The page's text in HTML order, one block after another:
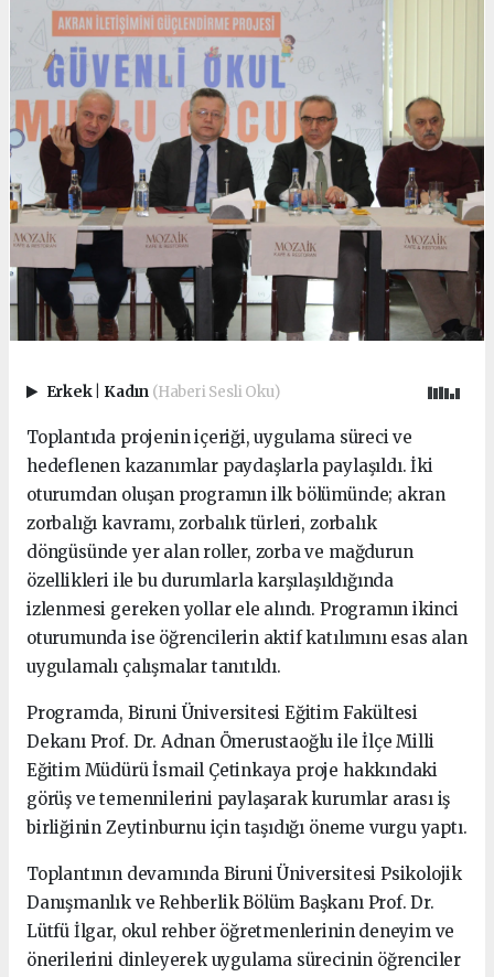
Erkek Kadın (Haberi Sesli Oku)
Toplantıda projenin içeriği, uygulama süreci ve
hedeflenen kazanımlar paydaşlarla paylaşıldı. İki
oturumdan oluşan programın ilk bölümünde; akran
zorbalığı kavramı, zorbalık türleri, zorbalık
döngüsünde yer alan roller, zorba ve mağdurun
özellikleri ile bu durumlarla karşılaşıldığında
izlenmesi gereken yollar ele alındı. Programın ikinci
oturumunda ise öğrencilerin aktif katılımını esas alan
uygulamalı çalışmalar tanıtıldı.
Programda, Biruni Üniversitesi Eğitim Fakültesi
Dekanı Prof. Dr. Adnan Ömerustaoğlu ile İlçe Milli
Eğitim Müdürü İsmail Çetinkaya proje hakkındaki
görüş ve temennilerini paylaşarak kurumlar arası iş
birliğinin Zeytinburnu için taşıdığı öneme vurgu yaptı.
Toplantının devamında Biruni Üniversitesi Psikolojik
Danışmanlık ve Rehberlik Bölüm Başkanı Prof. Dr.
Lütfü İlgar, okul rehber öğretmenlerinin deneyim ve
önerilerini dinleyerek uygulama sürecinin öğrenciler